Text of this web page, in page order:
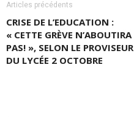
Articles précédents
CRISE DE L’EDUCATION :
« CETTE GRÈVE N’ABOUTIRA
PAS! », SELON LE PROVISEUR
DU LYCÉE 2 OCTOBRE